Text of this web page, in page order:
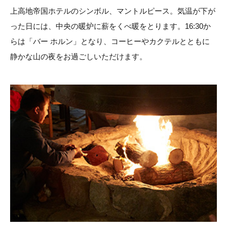
上高地帝国ホテルのシンボル、マントルピース。気温が下が
った日には、中央の暖炉に薪をくべ暖をとります。16:30か
らは「バー ホルン」となり、コーヒーやカクテルとともに
静かな山の夜をお過ごしいただけます。